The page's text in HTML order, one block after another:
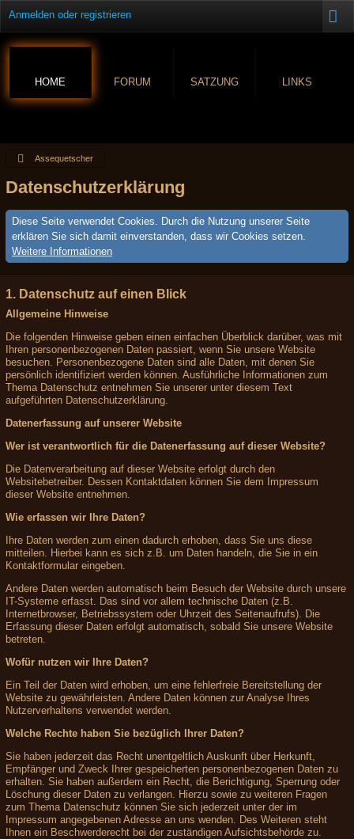
Anmelden oder registrieren
HOME FORUM SATZUNG LINKS
Assequetscher
Datenschutzerklärung
Diese Seite verwendet Cookies. Durch die Nutzung unserer Seite
erklären Sie sich damit einverstanden, dass wir Cookies setzen.
Weitere Informationen
1. Datenschutz auf einen Blick
Allgemeine Hinweise
Die folgenden Hinweise geben einen einfachen Überblick darüber, was mit
Ihren personenbezogenen Daten passiert, wenn Sie unsere Website
besuchen. Personenbezogene Daten sind alle Daten, mit denen Sie
persönlich identifiziert werden können. Ausführliche Informationen zum
Thema Datenschutz entnehmen Sie unserer unter diesem Text
aufgeführten Datenschutzerklärung.
Datenerfassung auf unserer Website
Wer ist verantwortlich für die Datenerfassung auf dieser Website?
Die Datenverarbeitung auf dieser Website erfolgt durch den
Websitebetreiber. Dessen Kontaktdaten können Sie dem Impressum
dieser Website entnehmen.
Wie erfassen wir Ihre Daten?
Ihre Daten werden zum einen dadurch erhoben, dass Sie uns diese
mitteilen. Hierbei kann es sich z.B. um Daten handeln, die Sie in ein
Kontaktformular eingeben.
Andere Daten werden automatisch beim Besuch der Website durch unsere
IT-Systeme erfasst. Das sind vor allem technische Daten (z.B.
Internetbrowser, Betriebssystem oder Uhrzeit des Seitenaufrufs). Die
Erfassung dieser Daten erfolgt automatisch, sobald Sie unsere Website
betreten.
Wofür nutzen wir Ihre Daten?
Ein Teil der Daten wird erhoben, um eine fehlerfreie Bereitstellung der
Website zu gewährleisten. Andere Daten können zur Analyse Ihres
Nutzerverhaltens verwendet werden.
Welche Rechte haben Sie bezüglich Ihrer Daten?
Sie haben jederzeit das Recht unentgeltlich Auskunft über Herkunft,
Empfänger und Zweck Ihrer gespeicherten personenbezogenen Daten zu
erhalten. Sie haben außerdem ein Recht, die Berichtigung, Sperrung oder
Löschung dieser Daten zu verlangen. Hierzu sowie zu weiteren Fragen
zum Thema Datenschutz können Sie sich jederzeit unter der im
Impressum angegebenen Adresse an uns wenden. Des Weiteren steht
Ihnen ein Beschwerderecht bei der zuständigen Aufsichtsbehörde zu.